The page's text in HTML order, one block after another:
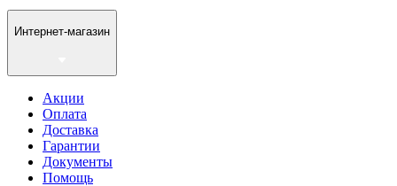
Интернет-магазин
Акции
Оплата
Доставка
Гарантии
Документы
Помощь